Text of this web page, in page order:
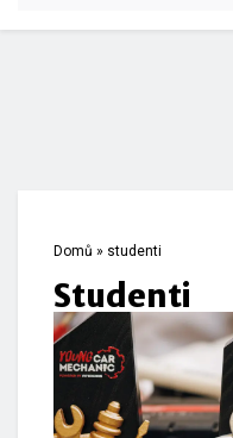
Domů » studenti
studenti